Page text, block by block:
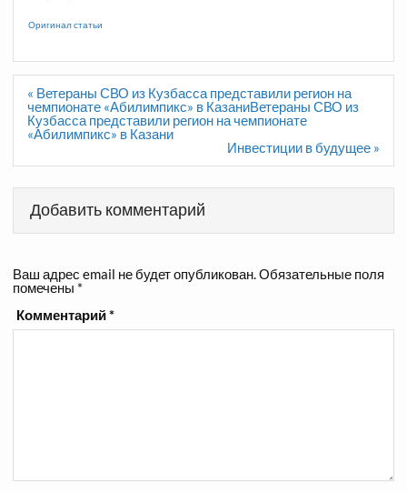
Оригинал статьи
Навигация
по
записям
« Ветераны СВО из Кузбасса представили регион на
чемпионате «Абилимпикс» в КазаниВетераны СВО из
Кузбасса представили регион на чемпионате
«Абилимпикс» в Казани
Инвестиции в будущее »
Добавить комментарий
Ваш адрес email не будет опубликован.Обязательные поля
помечены *
Комментарий*